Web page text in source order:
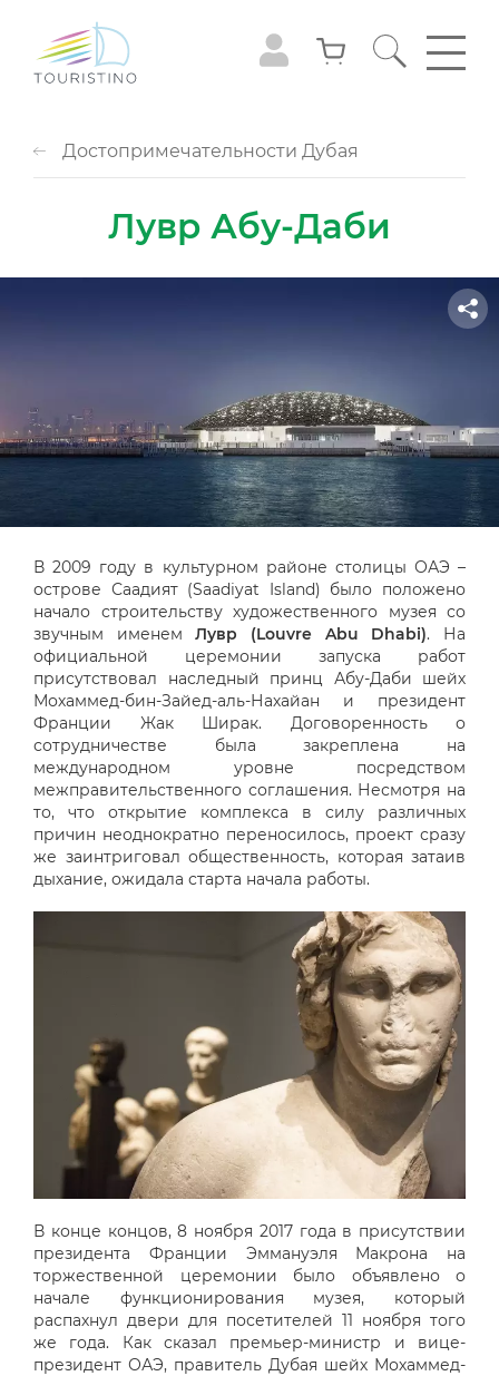
Достопримечательности Дубая
Лувр Абу-Даби
В 2009 году в культурном районе столицы ОАЭ –
острове Саадият (Saadiyat Island) было положено
начало строительству художественного музея со
звучным именемЛувр (Louvre Abu Dhabi). На
официальной церемонии запуска работ
присутствовал наследный принц Абу-Даби шейх
Мохаммед-бин-Зайед-аль-Нахайан и президент
Франции Жак Ширак. Договоренность о
сотрудничестве была закреплена на
международном уровне посредством
межправительственного соглашения. Несмотря на
то, что открытие комплекса в силу различных
причин неоднократно переносилось, проект сразу
же заинтриговал общественность, которая затаив
дыхание, ожидала старта начала работы.
В конце концов, 8 ноября 2017 года в присутствии
президента Франции Эммануэля Макрона на
торжественной церемонии было объявлено о
начале функционирования музея, который
распахнул двери для посетителей 11 ноября того
же года. Как сказал премьер-министр и вице-
президент ОАЭ, правитель Дубая шейх Мохаммед-